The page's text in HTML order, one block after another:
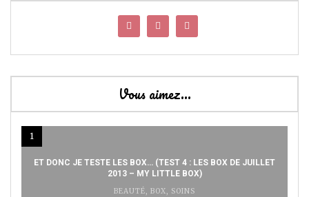
Vous aimez…
1
ET DONC JE TESTE LES BOX… (TEST 4 : LES BOX DE JUILLET
2013 – MY LITTLE BOX)
BEAUTÉ, BOX, SOINS